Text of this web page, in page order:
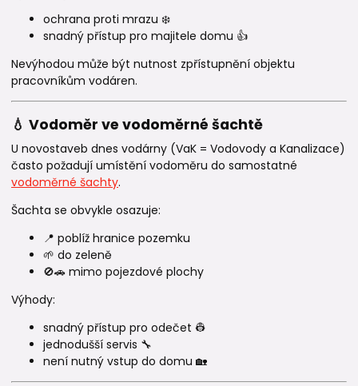
ochrana proti mrazu ❄️
snadný přístup pro majitele domu 👍
Nevýhodou může být nutnost zpřístupnění objektu
pracovníkům vodáren.
💧 Vodoměr ve vodoměrné šachtě
U novostaveb dnes vodárny (VaK = Vodovody a Kanalizace)
často požadují umístění vodoměru do samostatné
vodoměrné šachty.
Šachta se obvykle osazuje:
📍 poblíž hranice pozemku
🌱 do zeleně
🚫🚗 mimo pojezdové plochy
Výhody:
snadný přístup pro odečet 👷
jednodušší servis 🔧
není nutný vstup do domu 🏡